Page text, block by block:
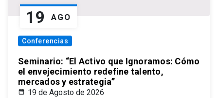
19 AGO
Conferencias
Seminario: “El Activo que Ignoramos: Cómo
el envejecimiento redefine talento,
mercados y estrategia”
19 de Agosto de 2026